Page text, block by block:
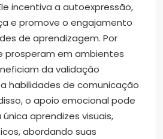
incentiva a autoexpressão,
e promove o engajamento
de aprendizagem. Por
prosperam em ambientes
da validação
habilidades de comunicação
o apoio emocional pode
aprendizes visuais,
abordando suas